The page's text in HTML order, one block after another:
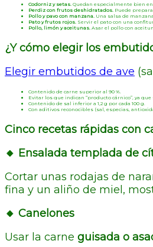
Codorniz y setas. Quedan especialmente bien en
Perdiz con frutos deshidratados. Puede
Pollo y pavo con manzana. Una salsa de
Pato y frutos rojos. Servir el pato con una
Pollo, limón y aceitunas. Asar el pollo con
¿Y cómo elegir los
Elegir embutidos de ave
Contenido de carne superior al 90 %.
Evitar los que indican “producto cárnico”, ya
Contenido de sal inferior a 1,2 g por cada 100 g.
Con aditivos reconocibles (sal, especias,
Cinco recetas rápidas con
🔸 Ensalada templada de
Cortar unas rodajas de
fina y un aliño de miel,
🔸 Canelones
Usar la carne guisada o